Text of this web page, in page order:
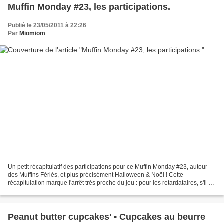
Muffin Monday #23, les participations.
Publié le 23/05/2011 à 22:26
Par Miomiom
Un petit récapitulatif des participations pour ce Muffin Monday #23, autour
des Muffins Fériés, et plus précisément Halloween & Noël ! Cette
récapitulation marque l'arrêt très proche du jeu : pour les retardataires, s'il y
Peanut butter cupcakes' • Cupcakes au beurre